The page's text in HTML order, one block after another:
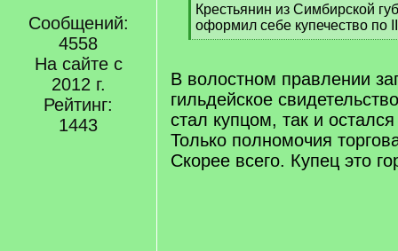
Сообщений:
4558
На сайте с
2012 г.
Рейтинг:
1443
[
q
]
Крестьянин из Симбирской
оформил себе купечество по
[
q
]
В волостном правлении
гильдейское
стал купцом, так и
Только полномочия
Скорее всего. Купец это